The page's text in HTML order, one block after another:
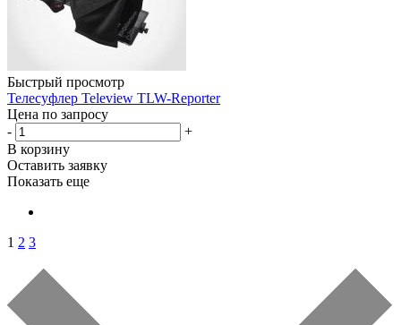
Быстрый просмотр
Телесуфлер Teleview TLW-Reporter
Цена по запросу
-
+
В корзину
Оставить заявку
Показать еще
1 2 3